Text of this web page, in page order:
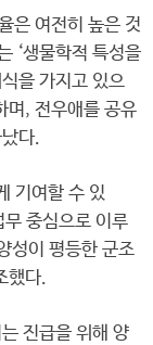
은 여전히 높은 것
‘생물학적 특성을
을 가지고 있으
며, 전우애를 공유
다.
기여할 수 있
중심으로 이루
성이 평등한 군조
했다.
진급을 위해 양